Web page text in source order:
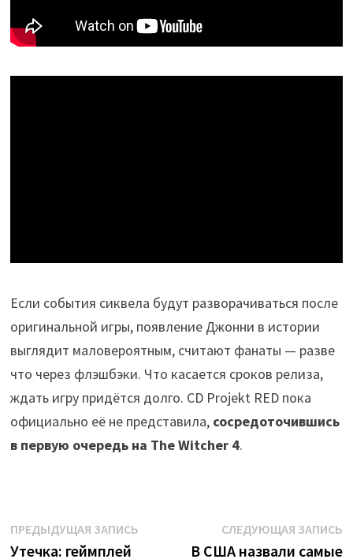
Если события сиквела будут разворачиваться после
оригинальной игры, появление Джонни в истории
выглядит маловероятным, считают фанаты — разве
что через флэшбэки. Что касается сроков релиза,
ждать игру придётся долго. CD Projekt RED пока
официально её не представила, сосредоточившись
в первую очередь на The Witcher 4.
Навигация
ПРЕДЫДУЩАЯ ЗАПИСЬПредыдущая
Утечка: геймплей
СЛЕДУЮЩАЯ ЗАПИСЬ
В США назвали самые